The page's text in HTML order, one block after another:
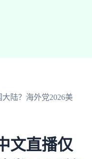
陆？海外党2026美
文直播仅